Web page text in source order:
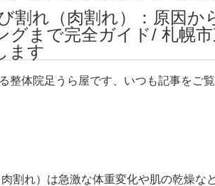
割れ（肉割れ）：原因か
グまで完全ガイド/ 札幌市
ます
整体院足うら屋です、いつも記事をご
割れ）は急激な体重変化や肌の乾燥な